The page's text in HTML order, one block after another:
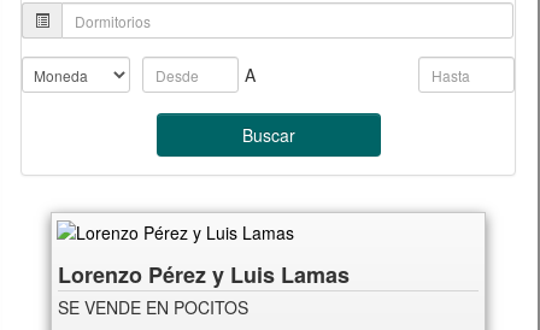
A
Buscar
Lorenzo Pérez y Luis Lamas
SE VENDE EN POCITOS